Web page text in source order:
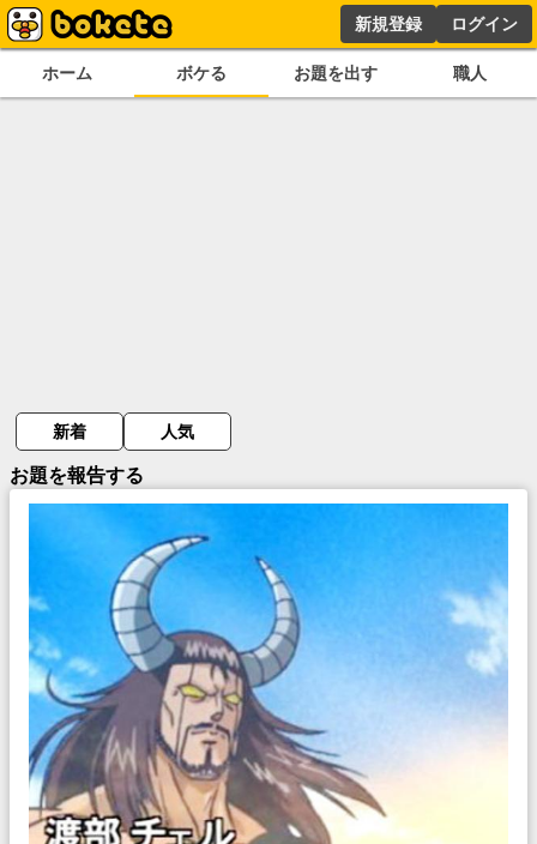
新規登録 ログイン
ホーム ボケる お題を出す 職人
新着 人気
お題を報告する